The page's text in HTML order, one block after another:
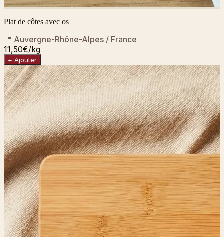
Plat de côtes avec os
📍 Auvergne-Rhône-Alpes / France
11,50€/kg
+ Ajouter